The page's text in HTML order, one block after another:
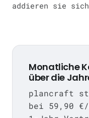
addieren sie
Monatliche
über die
plancraft
bei 59,90